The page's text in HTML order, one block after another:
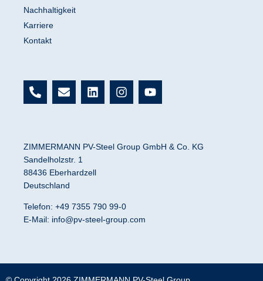
Nachhaltigkeit
Karriere
Kontakt
h
-
a
l
t
E
n
o
p
e
L
i
d
n
I
n
g
Y
o
b
ZIMMERMANN PV-Steel Group GmbH & Co. KG
Sandelholzstr. 1
88436 Eberhardzell
Deutschland
Telefon: +49 7355 790 99-0
E-Mail: info@pv-steel-group.com